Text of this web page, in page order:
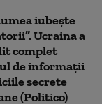
iubește
Ucraina a
complet
de informații
secrete
(Politico)